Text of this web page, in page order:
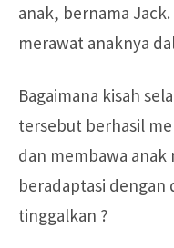
anak, bernama
merawat anaknya
Bagaimana kisah
tersebut berhasil
dan membawa anak
beradaptasi dengan
tinggalkan ?